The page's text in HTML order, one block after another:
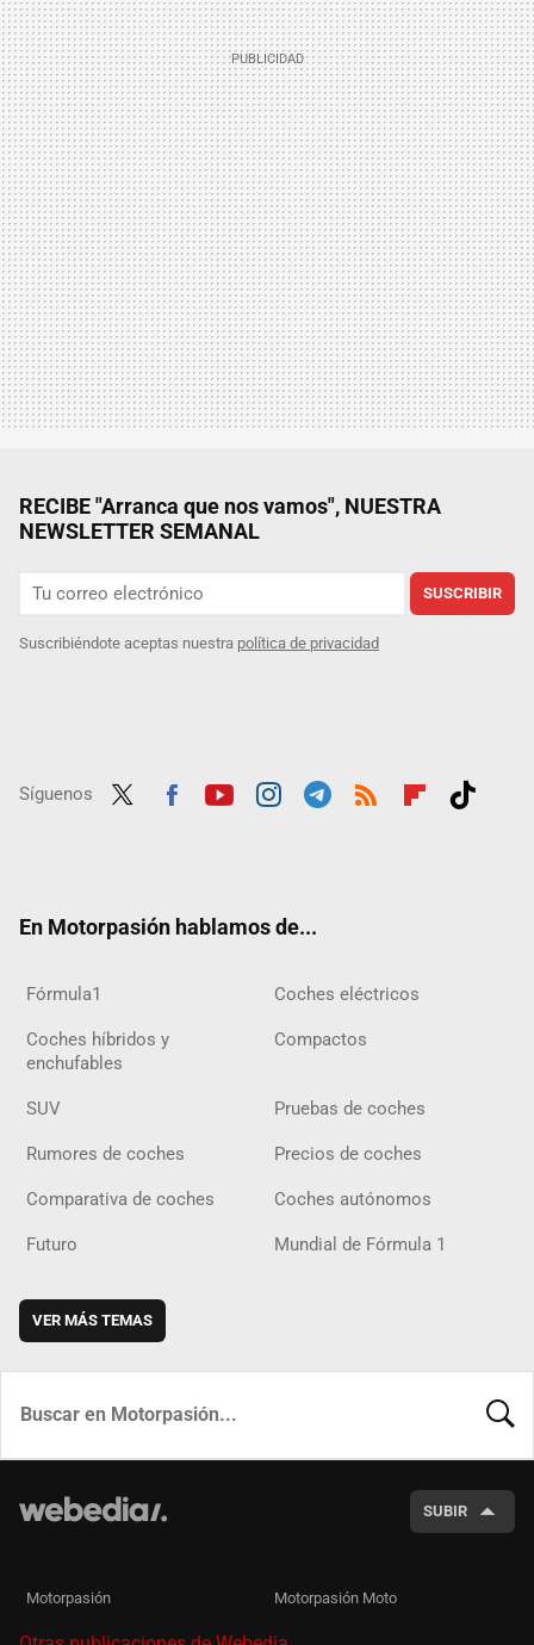
RECIBE "Arranca que nos vamos", NUESTRA
NEWSLETTER SEMANAL
SUSCRIBIR
Suscribiéndote aceptas nuestra política de privacidad
Síguenos
En Motorpasión hablamos de...
Fórmula1 Coches eléctricos
Coches híbridos y
enchufables
Compactos
SUV Pruebas de coches
Rumores de coches Precios de coches
Comparativa de coches Coches autónomos
Futuro Mundial de Fórmula 1
VER MÁS TEMAS
SUBIR
Motorpasión Motorpasión Moto